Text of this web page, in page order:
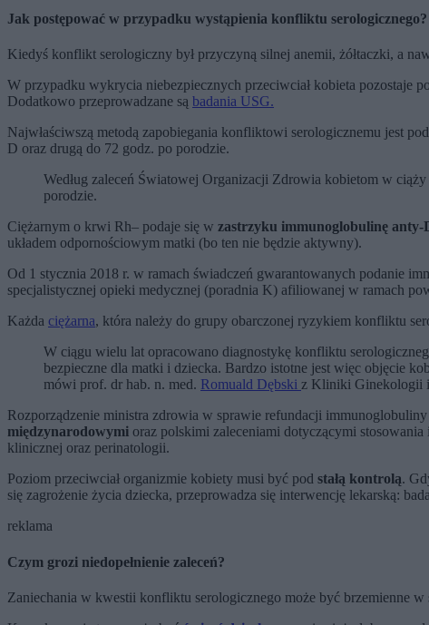
Jak postępować w przypadku wystąpienia konfliktu serologicznego?
Kiedyś konflikt serologiczny był przyczyną silnej anemii, żółtaczki, a
W przypadku wykrycia niebezpiecznych przeciwciał kobieta pozostaje
Dodatkowo przeprowadzane są badania USG.
Najwłaściwszą metodą zapobiegania konfliktowi serologicznemu jest
D oraz drugą do 72 godz. po porodzie.
Według zaleceń Światowej Organizacji Zdrowia kobietom w
porodzie.
Ciężarnym o krwi Rh– podaje się w zastrzyku immunoglobulinę anty-
układem odpornościowym matki (bo ten nie będzie aktywny).
Od 1 stycznia 2018 r. w ramach świadczeń gwarantowanych podanie
specjalistycznej opieki medycznej (poradnia K) afiliowanej w ramach
Każda ciężarna, która należy do grupy obarczonej ryzykiem konfliktu
W ciągu wielu lat opracowano diagnostykę konfliktu
bezpieczne dla matki i dziecka. Bardzo istotne jest więc objęcie
mówi prof. dr hab. n. med. Romuald Dębski z Kliniki Ginekologii
Rozporządzenie ministra zdrowia w sprawie refundacji
międzynarodowymi oraz polskimi zaleceniami dotyczącymi
klinicznej oraz perinatologii.
Poziom przeciwciał organizmie kobiety musi być pod stałą kontrolą.
się zagrożenie życia dziecka, przeprowadza się interwencję lekarską:
reklama
Czym grozi niedopełnienie zaleceń?
Zaniechania w kwestii konfliktu serologicznego może być brzemienne